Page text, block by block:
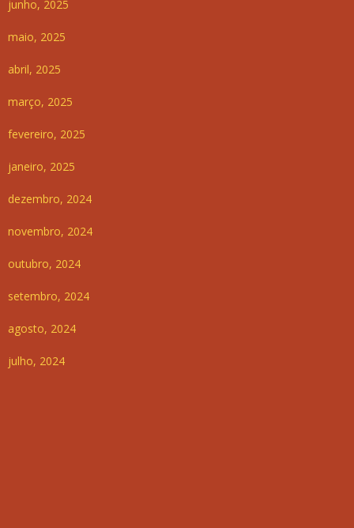
junho, 2025
maio, 2025
abril, 2025
março, 2025
fevereiro, 2025
janeiro, 2025
dezembro, 2024
novembro, 2024
outubro, 2024
setembro, 2024
agosto, 2024
julho, 2024